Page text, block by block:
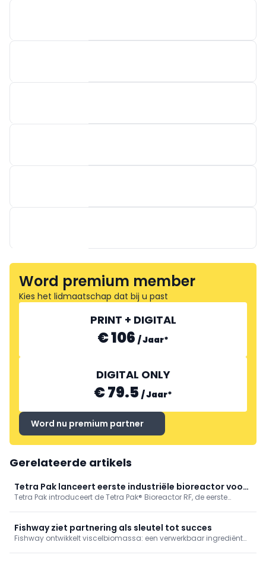
HORECATEL
ELECTROLUX PROFESSIONAL
Word premium member
Kies het lidmaatschap dat bij u past
PRINT + DIGITAL
€ 106 /Jaar*
DIGITAL ONLY
€ 79.5 /Jaar*
Word nu premium partner
Gerelateerde artikels
Tetra Pak lanceert eerste industriële bioreactor voor
fermentatie
Tetra Pak introduceert de Tetra Pak® Bioreactor RF, de eerste
productie van New Food.
Fishway ziet partnering als sleutel tot succes
Fishway ontwikkelt viscelbiomassa: een verwerkbaar ingrediënt